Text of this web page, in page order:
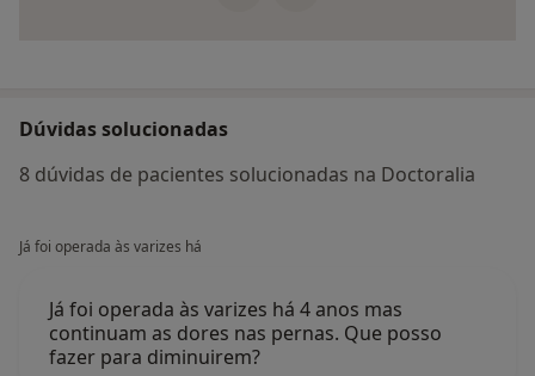
Dúvidas solucionadas
8 dúvidas de pacientes solucionadas na Doctoralia
Já foi operada às varizes há
Já foi operada às varizes há 4 anos mas
continuam as dores nas pernas. Que posso
fazer para diminuirem?